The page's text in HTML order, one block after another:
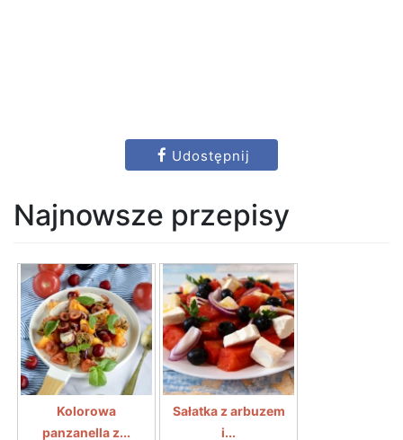
Udostępnij
Najnowsze przepisy
Kolorowa
panzanella z...
Sałatka z arbuzem
i...